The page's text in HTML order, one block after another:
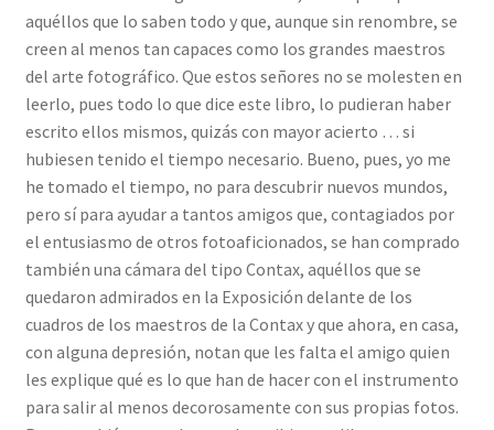
aquéllos que lo saben todo y que, aunque sin renombre, se
creen al menos tan capaces como los grandes maestros
del arte fotográfico. Que estos señores no se molesten en
leerlo, pues todo lo que dice este libro, lo pudieran haber
escrito ellos mismos, quizás con mayor acierto … si
hubiesen tenido el tiempo necesario. Bueno, pues, yo me
he tomado el tiempo, no para descubrir nuevos mundos,
pero sí para ayudar a tantos amigos que, contagiados por
el entusiasmo de otros fotoaficionados, se han comprado
también una cámara del tipo Contax, aquéllos que se
quedaron admirados en la Exposición delante de los
cuadros de los maestros de la Contax y que ahora, en casa,
con alguna depresión, notan que les falta el amigo quien
les explique qué es lo que han de hacer con el instrumento
para salir al menos decorosamente con sus propias fotos.